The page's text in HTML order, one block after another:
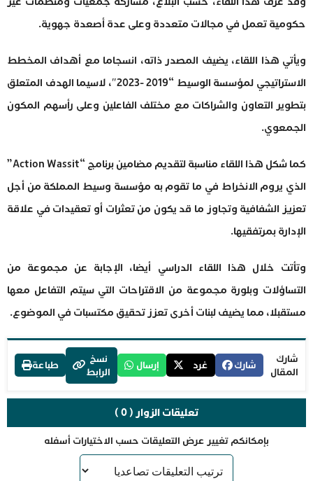
حكومية تعمل في مجالات متعددة وعلى عدة أصعدة جهوية.
ويأتي هذا اللقاء، يضيف المصدر ذاته، انسجاما مع أهداف المخطط
الاستراتيجي لمؤسسة الوسيط “2019 -2023″، لاسيما الهدف المتعلق
بتطوير التعاون والشراكات مع مختلف الفاعلين وعلى رأسهم المكون
الجمعوي.
كما شكل هذا اللقاء مناسبة لتقديم مضامين برنامج “Action Wassit”
الذي يروم الانخراط في ما تقوم به مؤسسة وسيط المملكة من أجل
تعزيز الشفافية وتجاوز ما قد يكون من تعثرات أو تعقيدات في علاقة
الإدارة بمرتفقيها.
وتأتت خلال هذا اللقاء الدراسي أيضا، الإجابة عن مجموعة من
التساؤلات وبلورة مجموعة من الاقتراحات التي سيتم التفاعل معها
مستقبلا، مما يضيف لبنات أخرى تعزز تحقيق مكتسبات في الموضوع.
شارك
المقال
شارك غرد إرسال
نسخ
الرابط
طباعة
تعليقات الزوار ( 0 )
بإمكانكم تغيير عرض التعليقات حسب الاختيارات أسفله